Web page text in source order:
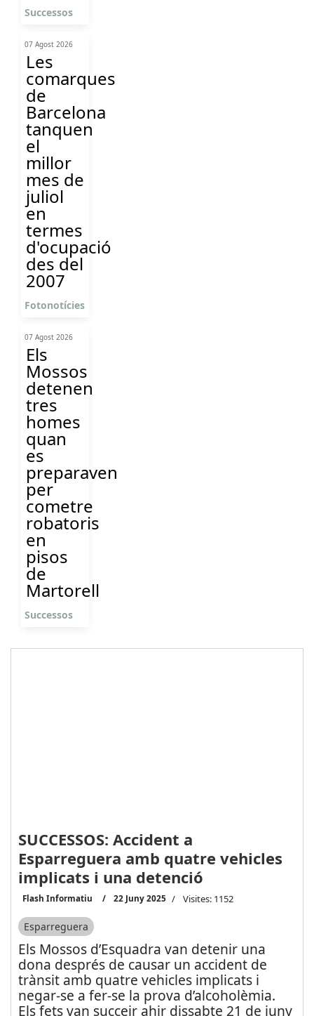
Successos
07 Agost 2026
Les
comarques
de
Barcelona
tanquen
el
millor
mes de
juliol
en
termes
d'ocupació
des del
2007
Fotonotícies
07 Agost 2026
Els
Mossos
detenen
tres
homes
quan
es
preparaven
per
cometre
robatoris
en
pisos
de
Martorell
Successos
SUCCESSOS: Accident a
Esparreguera amb quatre vehicles
implicats i una detenció
Flash Informatiu 22 Juny 2025 Visites: 1152
Esparreguera
Els Mossos d’Esquadra van detenir una
dona després de causar un accident de
trànsit amb quatre vehicles implicats i
negar-se a fer-se la prova d’alcoholèmia.
Els fets van succeir ahir dissabte 21 de juny